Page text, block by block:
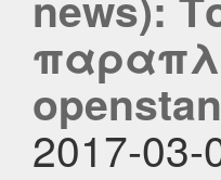
2017-03-